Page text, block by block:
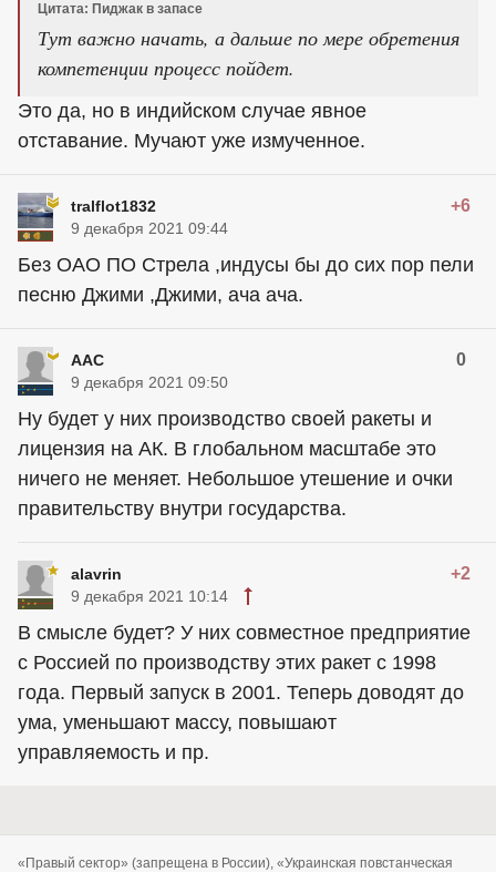
Цитата: Пиджак в запасе
Тут важно начать, а дальше по мере обретения
компетенции процесс пойдет.
Это да, но в индийском случае явное
отставание. Мучают уже измученное.
tralflot1832 +6
9 декабря 2021 09:44
Без ОАО ПО Стрела ,индусы бы до сих пор пели
песню Джими ,Джими, ача ача.
AAC 0
9 декабря 2021 09:50
Ну будет у них производство своей ракеты и
лицензия на АК. В глобальном масштабе это
ничего не меняет. Небольшое утешение и очки
правительству внутри государства.
alavrin +2
9 декабря 2021 10:14
В смысле будет? У них совместное предприятие
с Россией по производству этих ракет с 1998
года. Первый запуск в 2001. Теперь доводят до
ума, уменьшают массу, повышают
управляемость и пр.
«Правый сектор» (запрещена в России), «Украинская повстанческая